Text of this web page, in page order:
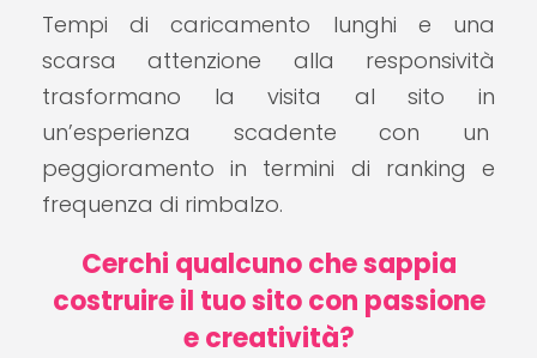
Tempi di caricamento lunghi e una
scarsa attenzione alla responsività
trasformano la visita al sito in
un’esperienza scadente con un
peggioramento in termini di ranking e
frequenza di rimbalzo.
Cerchi qualcuno che sappia
costruire il tuo sito con passione
e creatività?